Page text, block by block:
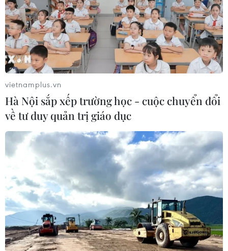
vietnamplus.vn
Hà Nội sắp xếp trường học - cuộc chuyển đổi
về tư duy quản trị giáo dục